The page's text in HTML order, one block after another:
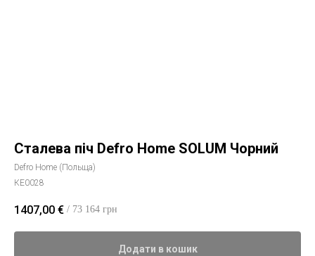
Сталева піч Defro Home SOLUM Чорний
Defro Home (Польща)
КЕ0028
1407,00 € / 73 164 грн
Додати в кошик